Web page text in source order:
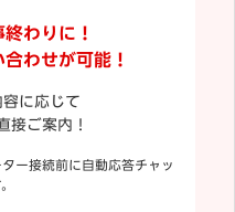
わりに！
わせが可能！
に応じて
接ご案内！
ー接続前に自動応答チャッ